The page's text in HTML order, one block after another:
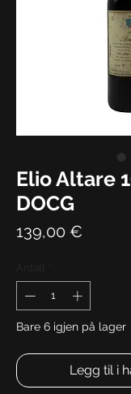
Elio Altare
DOCG
139,00 €
Bare 6 igjen på lager
Legg til i